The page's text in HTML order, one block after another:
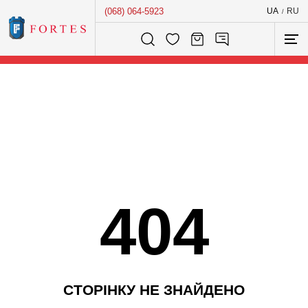
(068) 064-5923 UA / RU
Розумний пошук...
404
СТОРІНКУ НЕ ЗНАЙДЕНО